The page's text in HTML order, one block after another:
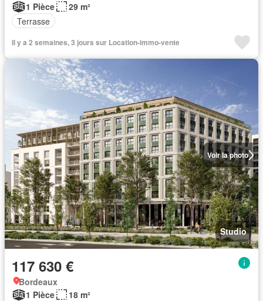
1 Pièce
29 m²
Terrasse
Il y a 2 semaines, 3 jours sur Location-immo-vente
Voir la photo
Studio
117 630 €
Bordeaux
1 Pièce
18 m²